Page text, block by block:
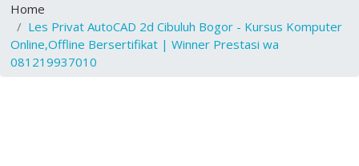
Home
Les Privat AutoCAD 2d Cibuluh Bogor - Kursus Komputer
Online,Offline Bersertifikat | Winner Prestasi wa
081219937010